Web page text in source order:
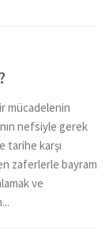
mücadelenin
nefsiyle gerek
tarihe karşı
zaferlerle bayram
ve